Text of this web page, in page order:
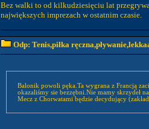
Bez walki to od kilkudziesięciu lat
największych imprezach w ostatnim czasie.
Odp: Tenis,piłka
Balonik powoli pęka.Ta wygrana z Francją
okazaliśmy sie bezzębni.Nie mamy skrzydeł
Mecz z Chorwatami będzie decydujący